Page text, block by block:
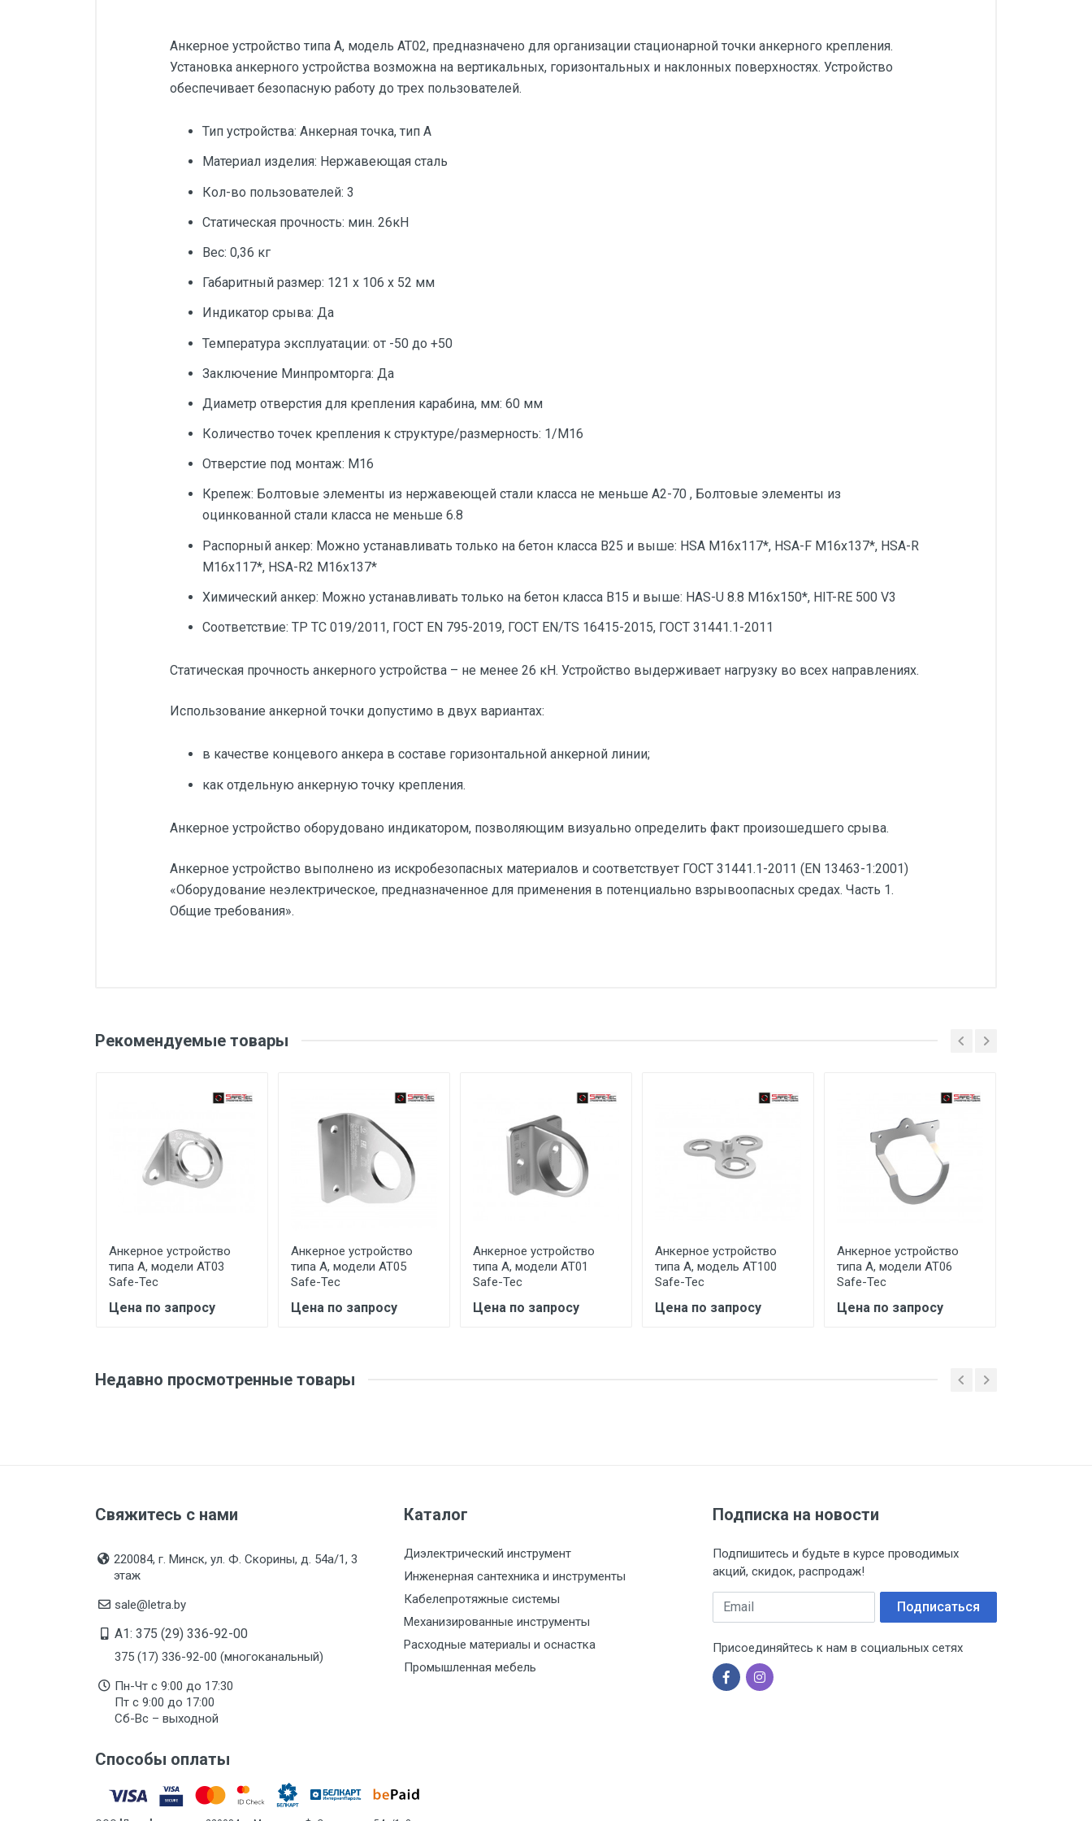
Анкерное устройство типа А, модель АТ02, предназначено для организации стационарной точки анкерного крепления.
Установка анкерного устройства возможна на вертикальных, горизонтальных и наклонных поверхностях. Устройство
обеспечивает безопасную работу до трех пользователей.
Тип устройства: Анкерная точка, тип А
Материал изделия: Нержавеющая сталь
Кол-во пользователей: 3
Статическая прочность: мин. 26кН
Вес: 0,36 кг
Габаритный размер: 121 х 106 х 52 мм
Индикатор срыва: Да
Температура эксплуатации: от -50 до +50
Заключение Минпромторга: Да
Диаметр отверстия для крепления карабина, мм: 60 мм
Количество точек крепления к структуре/размерность: 1/М16
Отверстие под монтаж: М16
Крепеж: Болтовые элементы из нержавеющей стали класса не меньше А2-70 , Болтовые элементы из
оцинкованной стали класса не меньше 6.8
Распорный анкер: Можно устанавливать только на бетон класса В25 и выше: HSA М16х117*, HSA-F M16x137*, HSA-R
M16x117*, HSA-R2 M16x137*
Химический анкер: Можно устанавливать только на бетон класса В15 и выше: HAS-U 8.8 M16x150*, HIT-RE 500 V3
Соответствие: ТР ТС 019/2011, ГОСТ ЕN 795-2019, ГОСТ EN/TS 16415-2015, ГОСТ 31441.1-2011
Статическая прочность анкерного устройства – не менее 26 кН. Устройство выдерживает нагрузку во всех направлениях.
Использование анкерной точки допустимо в двух вариантах:
в качестве концевого анкера в составе горизонтальной анкерной линии;
как отдельную анкерную точку крепления.
Анкерное устройство оборудовано индикатором, позволяющим визуально определить факт произошедшего срыва.
Анкерное устройство выполнено из искробезопасных материалов и соответствует ГОСТ 31441.1-2011 (EN 13463-1:2001)
«Оборудование неэлектрическое, предназначенное для применения в потенциально взрывоопасных средах. Часть 1.
Общие требования».
нахождения
ООО "СЕЙФ-ТЕК" 125239, г. Москва, ул. Коптевская, д. 73А, стр.5
Страна производства
РОССИЯ
Гарантийный срок
5 лет
Дата изготовления
Указана на упаковке / в паспорте товара
Срок годности
Указан на упаковке / в паспорте товара
Подтверждение
соответствия
Товар соответствует требованиям технических регламентов ТР ТС (ЕАЭС). Сведения о номере
сертификата/декларации соответствия содержатся в сопроводительной документации к
Ваше сообщение
Отправить отзыв
Рекомендуемые товары
Анкерное устройство
типа А, модели AT03
Safe-Tec
Цена по запросу
Анкерное устройство
типа А, модели AT05
Safe-Tec
Цена по запросу
Анкерное устройство
типа А, модели AT01
Safe-Tec
Цена по запросу
Анкерное устройство
типа А, модель AT100
Safe-Tec
Цена по запросу
Анкерное устройство
типа А, модели AT06
Safe-Tec
Цена по запросу
Недавно просмотренные товары
Свяжитесь с нами
220084, г. Минск, ул. Ф. Скорины, д. 54а/1, 3
этаж
sale@letra.by
A1: 375 (29) 336-92-00
375 (17) 336-92-00 (многоканальный)
Пн-Чт с 9:00 до 17:30
Пт с 9:00 до 17:00
Сб-Вс – выходной
Каталог
Диэлектрический инструмент
Инженерная сантехника и инструменты
Кабелепротяжные системы
Механизированные инструменты
Расходные материалы и оснастка
Промышленная мебель
Подписка на новости
Подпишитесь и будьте в курсе проводимых
акций, скидок, распродаж!
Email Подписаться
Присоединяйтесь к нам в социальных сетях
Способы оплаты